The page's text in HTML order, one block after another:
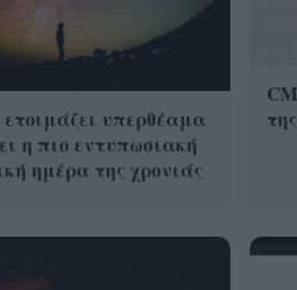
υπερθέαμα
η πιο εντυπωσιακή
ημέρα της χρονιάς